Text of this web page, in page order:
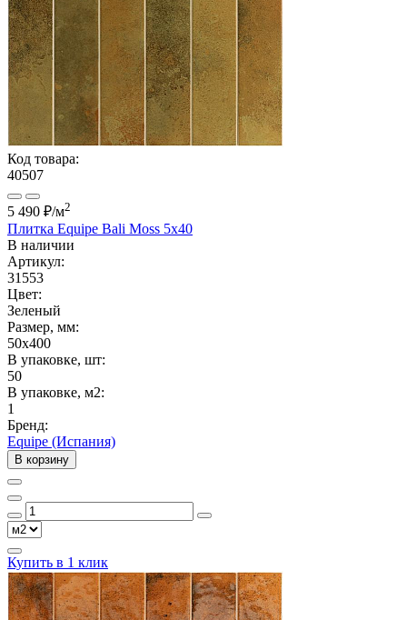
Код товара:
40507
5 490 ₽/м2
Плитка Equipe Bali Moss 5x40
В наличии
Артикул:
31553
Цвет:
Зеленый
Размер, мм:
50x400
В упаковке, шт:
50
В упаковке, м2:
1
Бренд:
Equipe (Испания)
В корзину
Купить в 1 клик